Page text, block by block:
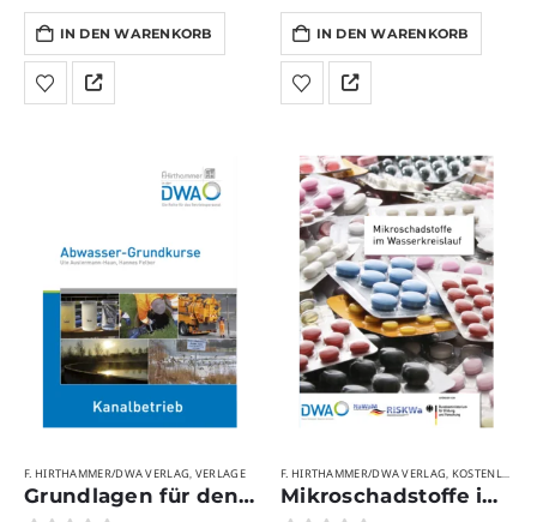
IN DEN WARENKORB IN DEN WARENKORB
F. HIRTHAMMER/DWA VERLAG, VERLAGE
Grundlagen für den Kanalbetrieb
F. HIRTHAMMER/DWA VERLAG, KOSTENLOSE PRODUKTE
Mikroschadstoffe im Wasserkreislauf